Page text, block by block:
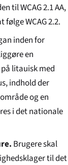
til WCAG 2.1 AA,
WCAG 2.2.
inden for
en
litauisk med
indhold der
og en
i det nationale
Brugere skal
til det